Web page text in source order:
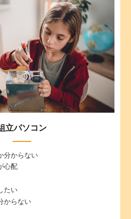
立パソコン
分からない
心配
たい
からない